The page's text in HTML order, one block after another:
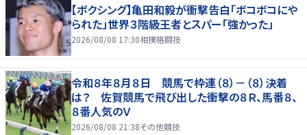
【ボクシング】亀田和毅が衝撃告白「ボコボコにや
られた」世界３階級王者とスパー「強かった」
2026/08/08 17:30相撲格闘技
令和８年８月８日 競馬で枠連（８）－（８）決着
は？ 佐賀競馬で飛び出した衝撃の８Ｒ、馬番８、
８番人気のＶ
2026/08/08 21:38その他競技